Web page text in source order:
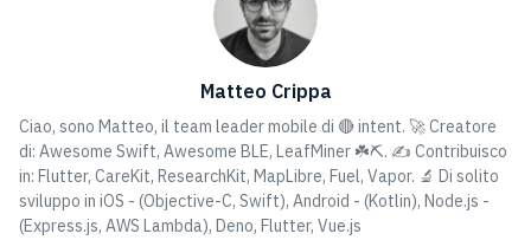
Matteo Crippa
Ciao, sono Matteo, il team leader mobile di 🔴 intent. 🚀 Creatore
di: Awesome Swift, Awesome BLE, LeafMiner ☘️⛏️. ✍️ Contribuisco
in: Flutter, CareKit, ResearchKit, MapLibre, Fuel, Vapor. 🔬 Di solito
sviluppo in iOS - (Objective-C, Swift), Android - (Kotlin), Node.js -
(Express.js, AWS Lambda), Deno, Flutter, Vue.js